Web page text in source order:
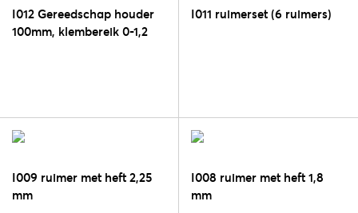
I012 Gereedschap houder
100mm, klembereik 0-1,2
I011 ruimerset (6 ruimers)
I009 ruimer met heft 2,25
mm
I008 ruimer met heft 1,8
mm